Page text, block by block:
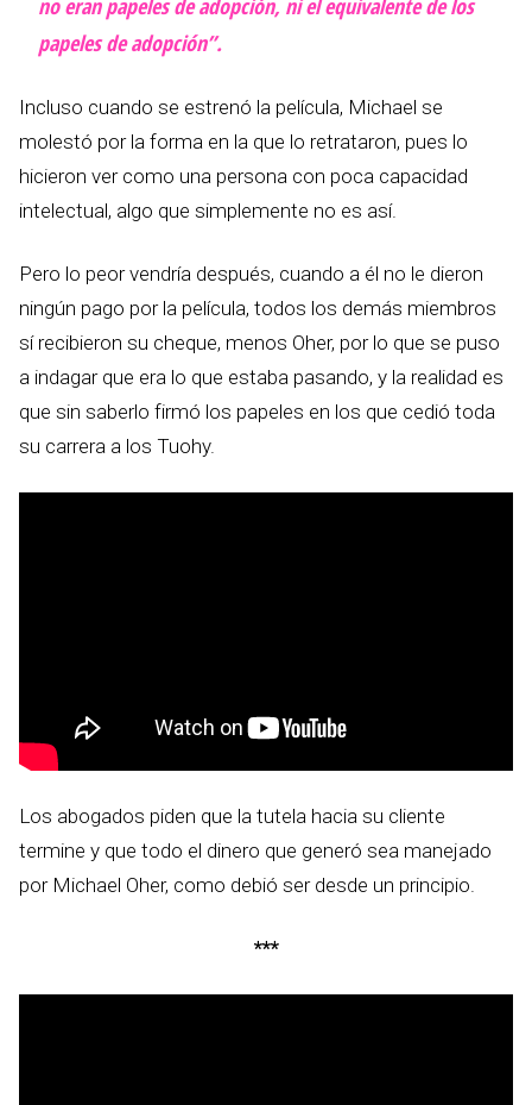
papeles de adopción”.
Incluso cuando se estrenó la película, Michael se
molestó por la forma en la que lo retrataron, pues lo
hicieron ver como una persona con poca capacidad
intelectual, algo que simplemente no es así.
Pero lo peor vendría después, cuando a él no le dieron
ningún pago por la película, todos los demás miembros
sí recibieron su cheque, menos Oher, por lo que se puso
a indagar que era lo que estaba pasando, y la realidad es
que sin saberlo firmó los papeles en los que cedió toda
su carrera a los Tuohy.
Los abogados piden que la tutela hacia su cliente
termine y que todo el dinero que generó sea manejado
por Michael Oher, como debió ser desde un principio.
***